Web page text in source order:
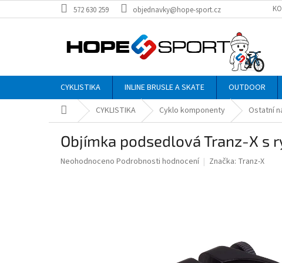
na
572 630 259 objednavky@hope-sport.cz
CYKLISTIKA INLINE BRUSLE A SKATE OUTDOOR
Domů CYKLISTIKA Cyklo komponenty Ostatní
Objímka podsedlová Tranz-X s
Průměrné
Neohodnoceno Podrobnosti hodnocení Značka: Tranz-X